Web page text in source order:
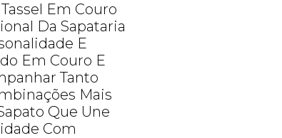
Em Couro
Da Sapataria
E
Em Couro E
Tanto
Mais
Que Une
Com